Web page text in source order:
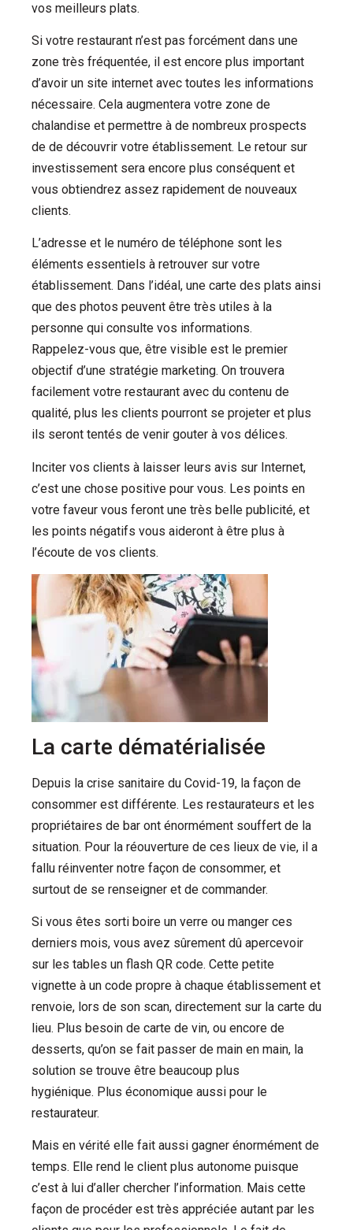
vos meilleurs plats.
Si votre restaurant n’est pas forcément dans une
zone très fréquentée, il est encore plus important
d’avoir un site internet avec toutes les informations
nécessaire. Cela augmentera votre zone de
chalandise et permettre à de nombreux prospects
de de découvrir votre établissement. Le retour sur
investissement sera encore plus conséquent et
vous obtiendrez assez rapidement de nouveaux
clients.
L’adresse et le numéro de téléphone sont les
éléments essentiels à retrouver sur votre
établissement. Dans l’idéal, une carte des plats ainsi
que des photos peuvent être très utiles à la
personne qui consulte vos informations.
Rappelez-vous que, être visible est le premier
objectif d’une stratégie marketing. On trouvera
facilement votre restaurant avec du contenu de
qualité, plus les clients pourront se projeter et plus
ils seront tentés de venir gouter à vos délices.
Inciter vos clients à laisser leurs avis sur Internet,
c’est une chose positive pour vous. Les points en
votre faveur vous feront une très belle publicité, et
les points négatifs vous aideront à être plus à
l’écoute de vos clients.
La carte dématérialisée
Depuis la crise sanitaire du Covid-19, la façon de
consommer est différente. Les restaurateurs et les
propriétaires de bar ont énormément souffert de la
situation. Pour la réouverture de ces lieux de vie, il a
fallu réinventer notre façon de consommer, et
surtout de se renseigner et de commander.
Si vous êtes sorti boire un verre ou manger ces
derniers mois, vous avez sûrement dû apercevoir
sur les tables un flash QR code. Cette petite
vignette à un code propre à chaque établissement et
renvoie, lors de son scan, directement sur la carte du
lieu. Plus besoin de carte de vin, ou encore de
desserts, qu’on se fait passer de main en main, la
solution se trouve être beaucoup plus
hygiénique. Plus économique aussi pour le
restaurateur.
Mais en vérité elle fait aussi gagner énormément de
temps. Elle rend le client plus autonome puisque
c’est à lui d’aller chercher l’information. Mais cette
façon de procéder est très appréciée autant par les